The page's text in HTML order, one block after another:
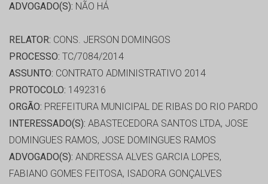
ADVOGADO(S): NÃO HÁ
RELATOR: CONS. JERSON DOMINGOS
PROCESSO: TC/7084/2014
ASSUNTO: CONTRATO ADMINISTRATIVO 2014
PROTOCOLO: 1492316
ORGÃO: PREFEITURA MUNICIPAL DE RIBAS DO RIO PARDO
INTERESSADO(S): ABASTECEDORA SANTOS LTDA, JOSE
DOMINGUES RAMOS, JOSE DOMINGUES RAMOS
ADVOGADO(S): ANDRESSA ALVES GARCIA LOPES,
FABIANO GOMES FEITOSA, ISADORA GONÇALVES